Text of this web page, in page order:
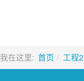
我在这里: 首页 工程2